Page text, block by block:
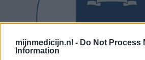
mijnmedicijn.nl - Do Not Process
Information